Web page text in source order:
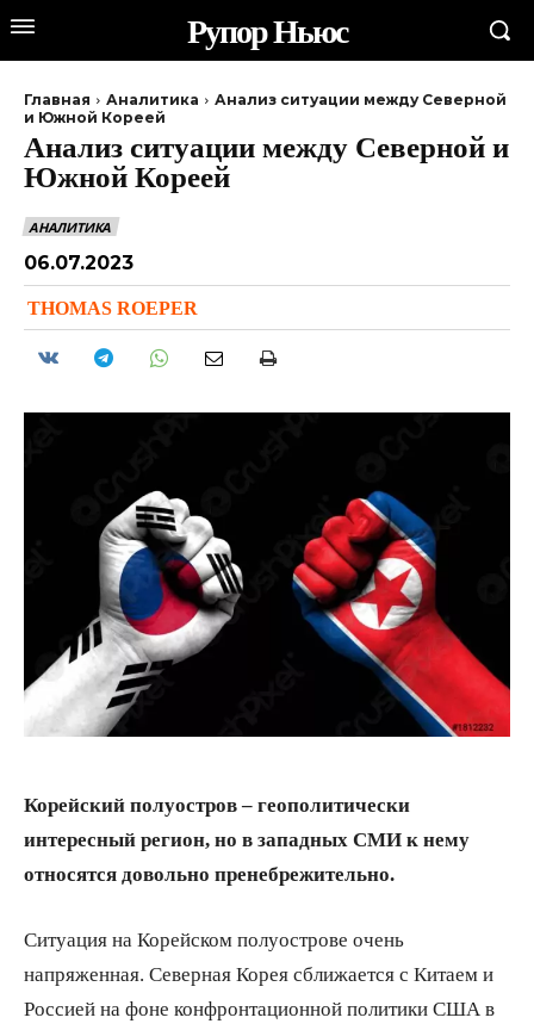
Рупор Ньюс
Главная Аналитика
Анализ ситуации между Северной
и Южной Кореей
Анализ ситуации между Северной и
Южной Кореей
АНАЛИТИКА
06.07.2023
THOMAS ROEPER
Корейский полуостров – геополитически
интересный регион, но в западных СМИ к нему
относятся довольно пренебрежительно.
Ситуация на Корейском полуострове очень
напряженная. Северная Корея сближается с Китаем и
Россией на фоне конфронтационной политики США в